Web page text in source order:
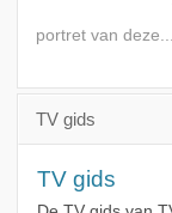
portret van deze...
TV gids
TV gids